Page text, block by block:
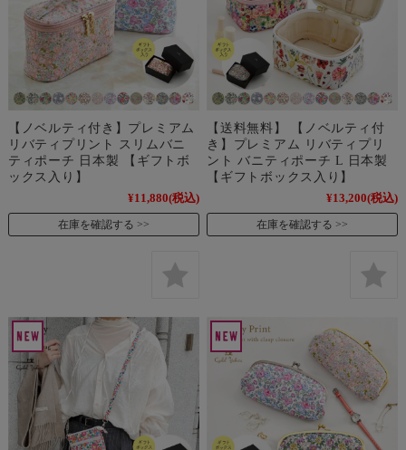
【ノベルティ付き】プレミアム
リバティプリント スリムバニ
ティポーチ 日本製 【ギフトボ
ックス入り】
¥11,880(税込)
在庫を確認する
【送料無料】 【ノベルティ付
き】プレミアム リバティプリ
ント バニティポーチ L 日本製
【ギフトボックス入り】
¥13,200(税込)
在庫を確認する